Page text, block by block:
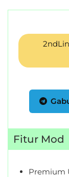
Fitur Mod
Premium